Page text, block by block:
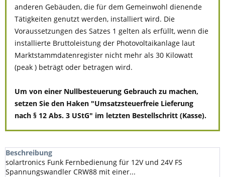
anderen Gebäuden, die für dem Gemeinwohl dienende
Tätigkeiten genutzt werden, installiert wird. Die
Voraussetzungen des Satzes 1 gelten als erfüllt, wenn die
installierte Bruttoleistung der Photovoltaikanlage laut
Marktstammdatenregister nicht mehr als 30 Kilowatt
(peak ) beträgt oder betragen wird.
Um von einer Nullbesteuerung Gebrauch zu machen,
setzen Sie den Haken "Umsatzsteuerfreie Lieferung
nach § 12 Abs. 3 UStG" im letzten Bestellschritt (Kasse).
Beschreibung
solartronics Funk Fernbedienung für 12V und 24V FS
Spannungswandler CRW88 mit einer...